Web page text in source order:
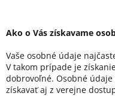
Ako o Vás získavame
Vaše osobné údaje
V takom prípade je
dobrovoľné. Osobné
získavať aj z verejne